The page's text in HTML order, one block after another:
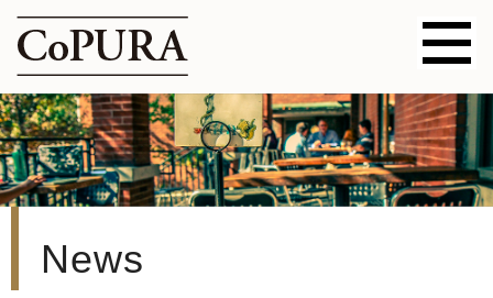
News